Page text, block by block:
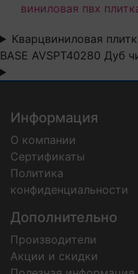
виниловая пвх
Кварцвиниловая
BASE AVSPT40280 Дуб
Информация
О компании
Сертификаты
Политика
конфиденциальности
Дополнительно
Производители
Акции и скидки